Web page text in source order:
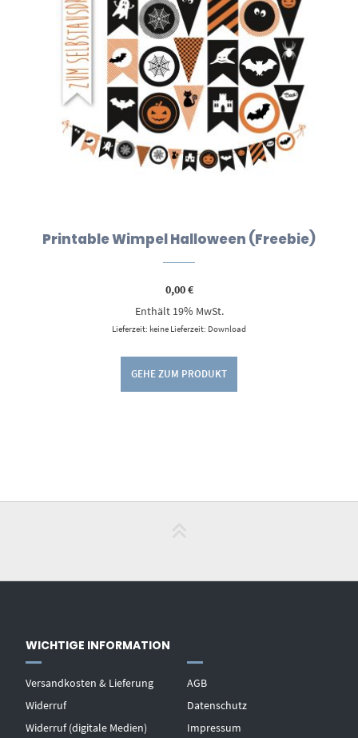
Printable Wimpel Halloween (Freebie)
0,00€
Enthält 19% MwSt.
Lieferzeit: keine Lieferzeit: Download
GEHE ZUM PRODUKT
WICHTIGE INFORMATION
Versandkosten & Lieferung
Widerruf
Widerruf (digitale Medien)
AGB
Datenschutz
Impressum